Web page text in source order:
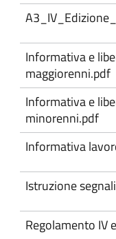
Informativa e
maggiorenni.pdf
Informativa e
minorenni.pdf
Informativa
Istruzione
Regolamento IV